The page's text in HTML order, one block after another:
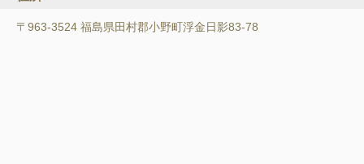
〒963-3524 福島県田村郡小野町浮金日影83-78